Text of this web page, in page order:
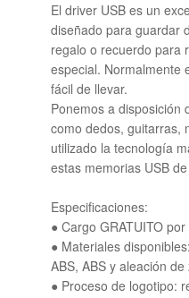
El driver USB es un
diseñado para guardar
regalo o recuerdo para
especial. Normalmente
fácil de llevar.
Ponemos a disposición
como dedos, guitarras,
utilizado la tecnología
estas memorias USB
Especificaciones:
● Cargo GRATUITO
● Materiales
ABS, ABS y aleación
● Proceso de logotipo: